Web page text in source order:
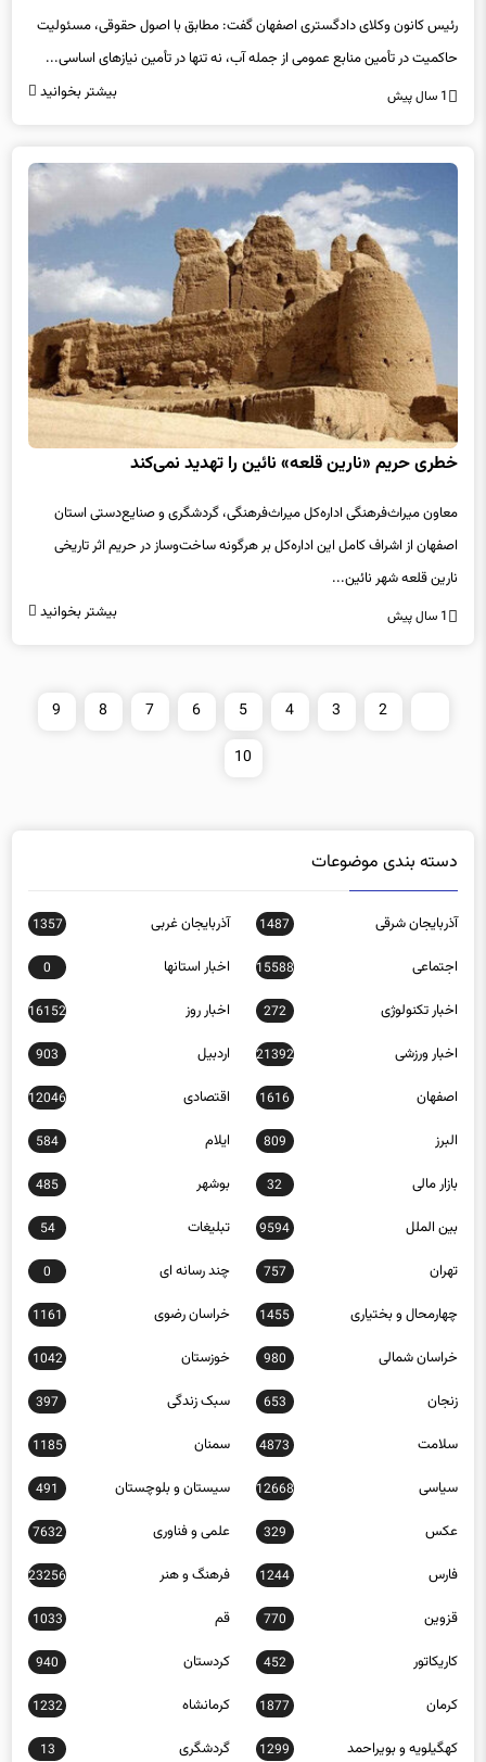
رئیس کانون وکلای دادگستری اصفهان گفت: مطابق با اصول حقوقی، مسئولیت
حاکمیت در تأمین منابع عمومی از جمله آب، نه تنها در تأمین نیازهای اساسی...
1 سال پیش بیشتر بخوانید
خطری حریم «نارین قلعه‌» نائین را تهدید نمی‌کند
معاون میراث‌فرهنگی اداره‌کل میراث‌فرهنگی، گردشگری و صنایع‌دستی استان
اصفهان از اشراف کامل این اداره‌کل بر هرگونه ساخت‌وساز در حریم اثر تاریخی
نارین قلعه شهر نائین...
1 سال پیش بیشتر بخوانید
2
3
4
5
6
7
8
9
10
دسته بندی موضوعات
آذربایجان شرقی 1487 آذربایجان غربی 1357
اجتماعی 15588 اخبار استانها 0
اخبار تکنولوژی 272 اخبار روز 16152
اخبار ورزشی 21392 اردبیل 903
اصفهان 1616 اقتصادی 12046
البرز 809 ایلام 584
بازار مالی 32 بوشهر 485
بین الملل 9594 تبلیغات 54
تهران 757 چند رسانه ای 0
چهارمحال و بختیاری 1455 خراسان رضوی 1161
خراسان شمالی 980 خوزستان 1042
زنجان 653 سبک زندگی 397
سلامت 4873 سمنان 1185
سیاسی 12668 سیستان و بلوچستان 491
عکس 329 علمی و فناوری 7632
فارس 1244 فرهنگ و هنر 23256
قزوین 770 قم 1033
کاریکاتور 452 کردستان 940
کرمان 1877 کرمانشاه 1232
کهگیلویه و بویراحمد 1299 گردشگری 13